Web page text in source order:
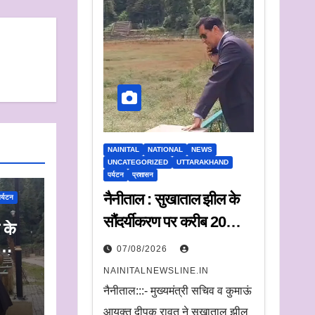
के
के
NAINITAL NATIONAL
NEWS
UNCATEGORIZED
UTTARAKHAND
पर्यटन
प्रशासन
नैनीताल : सुखाताल झील के
सौंदर्यीकरण पर करीब 20
करोड़ रुपये खर्च, संचालन के
लिए संस्था का चयन जल्द
07/08/2026
NAINITALNEWSLINE.IN
नैनीताल:::- मुख्यमंत्री सचिव व कुमाऊं
आयुक्त दीपक रावत ने सूखाताल झील